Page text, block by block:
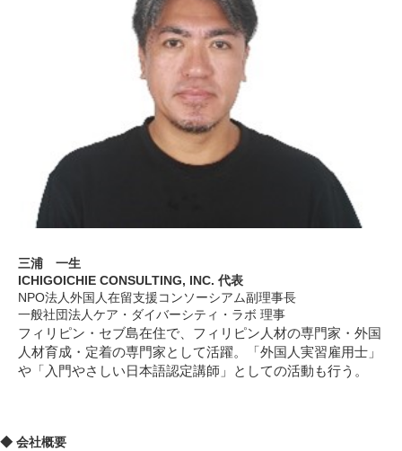
三浦 一生
ICHIGOICHIE CONSULTING, INC. 代表
NPO法人外国人在留支援コンソーシアム副理事長
一般社団法人ケア・ダイバーシティ・ラボ 理事
フィリピン・セブ島在住で、フィリピン人材の専門家・外国
人材育成・定着の専門家として活躍。「外国人実習雇用士」
や「入門やさしい日本語認定講師」としての活動も行う。
◆ 会社概要